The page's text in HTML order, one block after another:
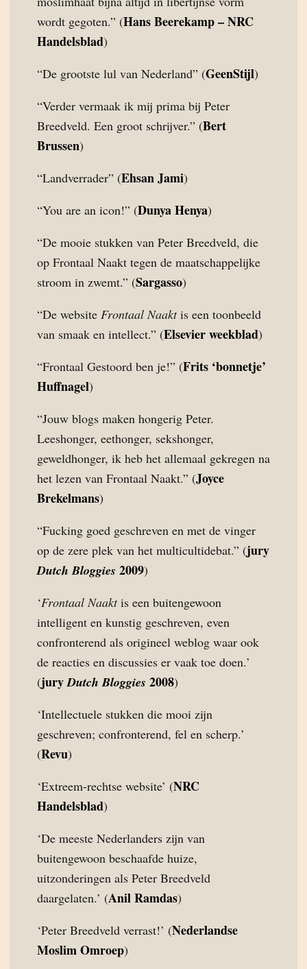
wordt gegoten.” (Hans Beerekamp – NRC
Handelsblad)
“De grootste lul van Nederland” (GeenStijl)
“Verder vermaak ik mij prima bij Peter
Breedveld. Een groot schrijver.” (Bert
Brussen)
“Landverrader” (Ehsan Jami)
“You are an icon!” (Dunya Henya)
“De mooie stukken van Peter Breedveld, die
op Frontaal Naakt tegen de maatschappelijke
stroom in zwemt.” (Sargasso)
“De website Frontaal Naaktis een toonbeeld
van smaak en intellect.” (Elsevier weekblad)
“Frontaal Gestoord ben je!” (Frits ‘bonnetje’
Huffnagel)
“Jouw blogs maken hongerig Peter.
Leeshonger, eethonger, sekshonger,
geweldhonger, ik heb het allemaal gekregen na
het lezen van Frontaal Naakt.” (Joyce
Brekelmans)
“Fucking goed geschreven en met de vinger
op de zere plek van het multicultidebat.” (jury
Dutch Bloggies 2009)
‘Frontaal Naaktis een buitengewoon
intelligent en kunstig geschreven, even
confronterend als origineel weblog waar ook
de reacties en discussies er vaak toe doen.’
(juryDutch Bloggies 2008)
‘Intellectuele stukken die mooi zijn
geschreven; confronterend, fel en scherp.’
(Revu)
‘Extreem-rechtse website’ (NRC
Handelsblad)
‘De meeste Nederlanders zijn van
buitengewoon beschaafde huize,
uitzonderingen als Peter Breedveld
daargelaten.’ (Anil Ramdas)
‘Peter Breedveld verrast!’ (Nederlandse
Moslim Omroep)